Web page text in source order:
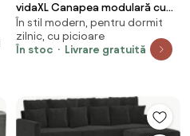
vidaXL Canapea modulară cu
perne, negru, catifea
În stil modern, pentru dormit
zilnic, cu picioare
În stoc
Livrare gratuită